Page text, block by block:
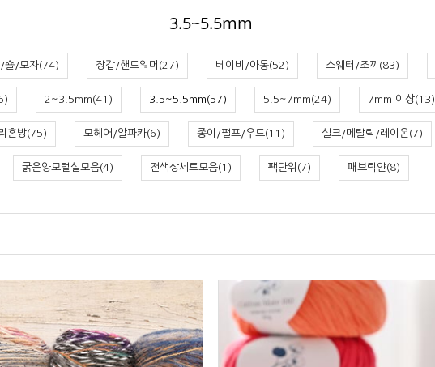
3.5~5.5mm
/숄/모자(74) 장갑/핸드워머(27) 베이비/아동(52) 스웨터/조끼(83)
2~3.5mm(41) 3.5~5.5mm(57) 5.5~7mm(24) 7mm 이상(13)
혼방(75) 모헤어/알파카(6) 종이/펄프/우드(11) 실크/메탈릭/레이온(7)
굵은양모털실모음(4) 전색상세트모음(1) 팩단위(7) 패브릭얀(8)